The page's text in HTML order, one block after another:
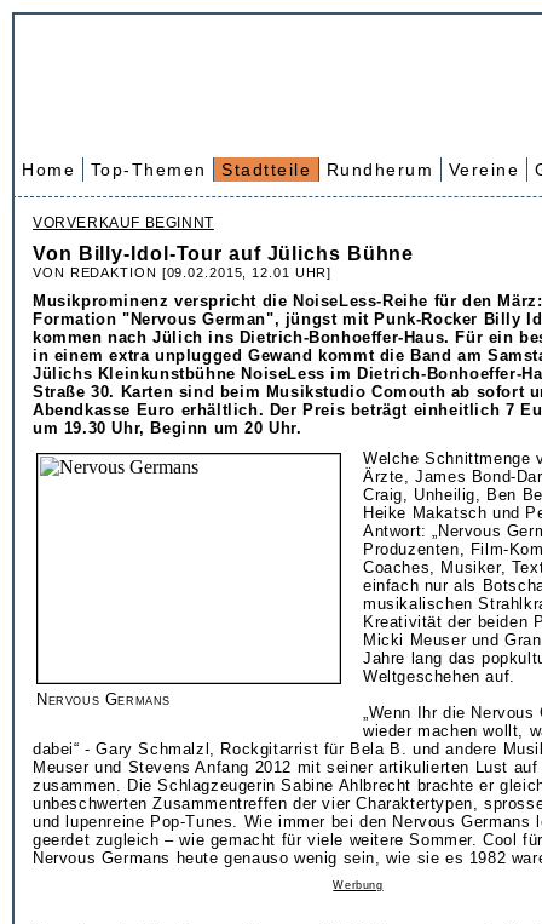
Home Top-Themen Stadtteile Rundherum Vereine
VORVERKAUF BEGINNT
Von Billy-Idol-Tour auf Jülichs Bühne
VON REDAKTION [09.02.2015, 12.01 UHR]
Musikprominenz verspricht die NoiseLess-Reihe für den
Formation "Nervous German", jüngst mit Punk-Rocker Billy
kommen nach Jülich ins Dietrich-Bonhoeffer-Haus. Für ein
in einem extra unplugged Gewand kommt die Band am
Jülichs Kleinkunstbühne NoiseLess im Dietrich-Bonhoeffer-
Straße 30. Karten sind beim Musikstudio Comouth ab sofort
Abendkasse Euro erhältlich. Der Preis beträgt einheitlich 7
um 19.30 Uhr, Beginn um 20 Uhr.
Nervous Germans
Welche Schnittmenge
Ärzte, James Bond-
Craig, Unheilig, Ben
Heike Makatsch und
Antwort: „Nervous
Produzenten, Film-
Coaches, Musiker,
einfach nur als
musikalischen
Kreativität der beiden
Micki Meuser und
Jahre lang das
Weltgeschehen auf.
„Wenn Ihr die Nervous
wieder machen wollt,
dabei“ - Gary Schmalzl, Rockgitarrist für Bela B. und andere
Meuser und Stevens Anfang 2012 mit seiner artikulierten Lust
zusammen. Die Schlagzeugerin Sabine Ahlbrecht brachte er
unbeschwerten Zusammentreffen der vier Charaktertypen,
und lupenreine Pop-Tunes. Wie immer bei den Nervous Germans
geerdet zugleich – wie gemacht für viele weitere Sommer. Cool
Nervous Germans heute genauso wenig sein, wie sie es 1982
Werbung